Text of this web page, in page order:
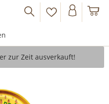
zur Zeit ausverkauft!